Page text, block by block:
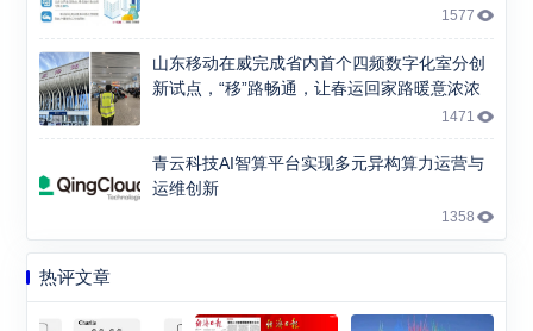
1577
山东移动在威完成省内首个四频数字化室分创
新试点，“移”路畅通，让春运回家路暖意浓浓
1471
青云科技AI智算平台实现多元异构算力运营与
运维创新
1358
热评文章